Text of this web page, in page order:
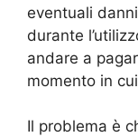
eventuali
durante
andare a
momento in
Il problema è